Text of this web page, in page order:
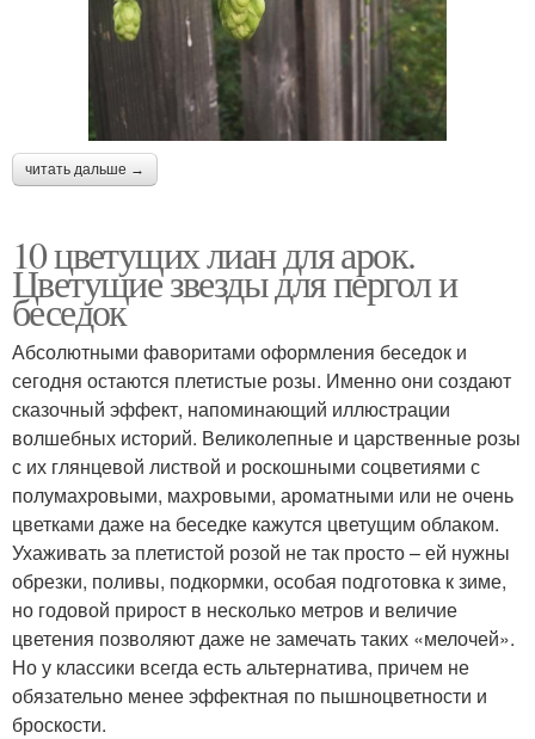
читать дальше →
10 цветущих лиан для арок.
Цветущие звезды для пергол и
беседок
Абсолютными фаворитами оформления беседок и
сегодня остаются плетистые розы. Именно они создают
сказочный эффект, напоминающий иллюстрации
волшебных историй. Великолепные и царственные розы
с их глянцевой листвой и роскошными соцветиями с
полумахровыми, махровыми, ароматными или не очень
цветками даже на беседке кажутся цветущим облаком.
Ухаживать за плетистой розой не так просто – ей нужны
обрезки, поливы, подкормки, особая подготовка к зиме,
но годовой прирост в несколько метров и величие
цветения позволяют даже не замечать таких «мелочей».
Но у классики всегда есть альтернатива, причем не
обязательно менее эффектная по пышноцветности и
броскости.